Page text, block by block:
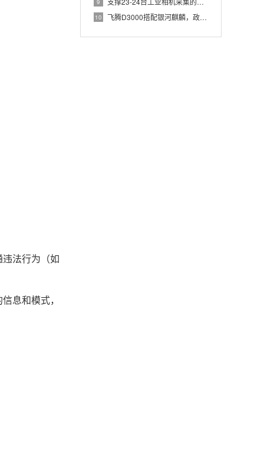
10 飞腾D3000搭配银河麒麟，政务办公国产飞腾工控机落地方案
法行为（如
息和模式，